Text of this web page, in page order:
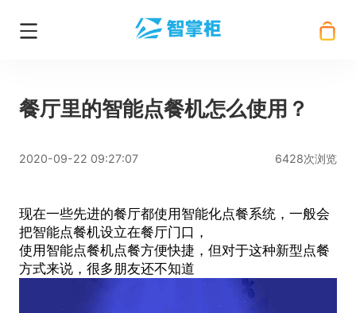
餐厅里的智能点餐机怎么使用？
2020-09-22 09:27:07 6428次浏览
现在一些先进的餐厅都使用智能化点餐系统，一般会
把智能点餐机设立在餐厅门口，
使用 智能点餐机点餐方便快捷，但对于这种新型点餐
方式来说，很多朋友还不知道